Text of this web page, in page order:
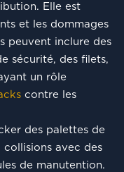
Elle est
et les dommages
peuvent inclure des
sécurité, des filets,
un rôle
contre les
des palettes de
collisions avec des
de manutention.